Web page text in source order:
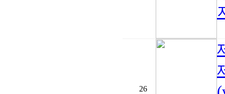
26